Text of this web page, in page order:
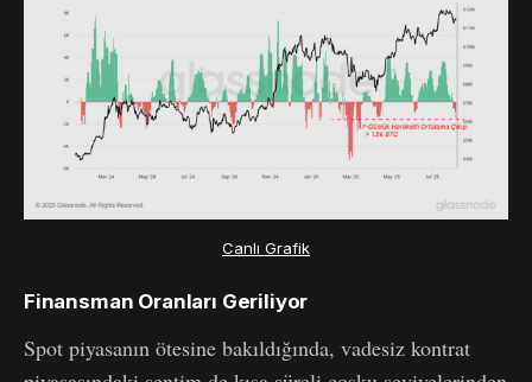
Canlı Grafik
Finansman Oranları Geriliyor
Spot piyasanın ötesine bakıldığında, vadesiz kontrat